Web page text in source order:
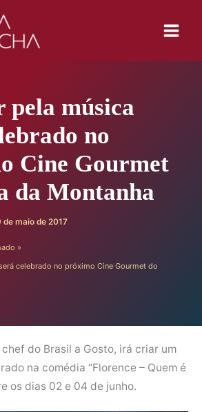
pela música
no
Cine Gourmet
da Montanha
de maio de 2017
celebrado no próximo Cine Gourmet do
do Brasil a Gosto, irá criar um
na comédia “Florence – Quem é
os dias 02 e 04 de junho.